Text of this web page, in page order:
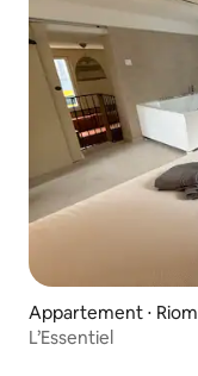
Appartement ⋅ Riom
L’Essentiel